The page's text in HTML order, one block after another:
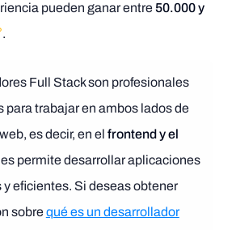
pueden ganar entre50.000 y
Full Stack son profesionales
para trabajar en ambos lados de
es decir, en el frontend y el
permite desarrollar aplicaciones
eficientes. Si deseas obtener
sobrequé es un desarrollador